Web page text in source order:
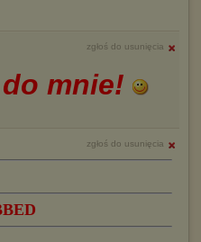
zgłoś do usunięcia
mnie!
zgłoś do usunięcia